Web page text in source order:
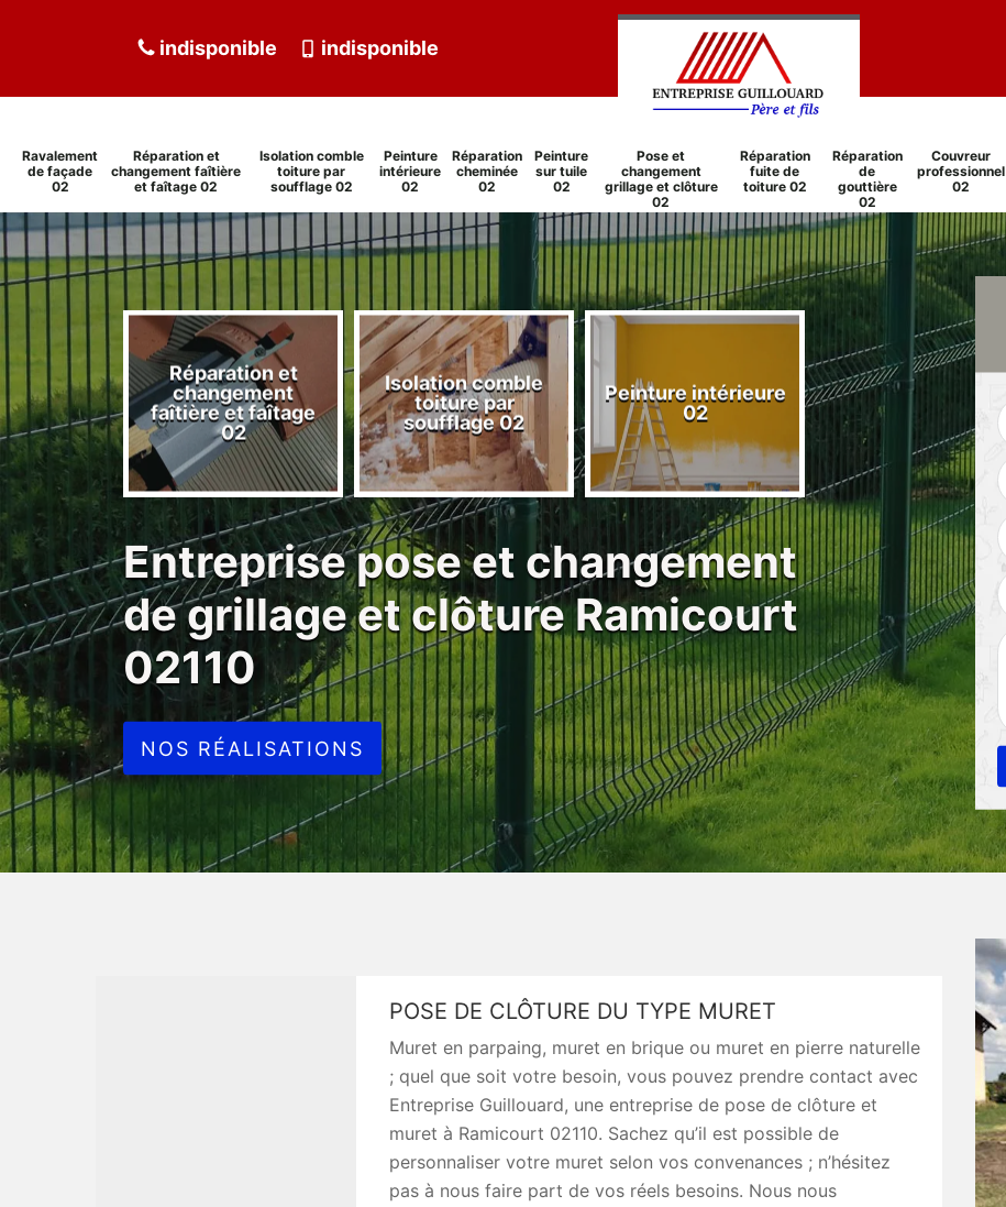
indisponible indisponible
Ravalement
de façade
02
Réparation et
changement faîtière
et faîtage 02
Isolation comble
toiture par
soufflage 02
Peinture
intérieure
02
Réparation
cheminée
02
Peinture
sur tuile
02
Pose et
changement
grillage et clôture
02
Réparation
fuite de
toiture 02
Réparation
de
gouttière
02
Couvreur
professionnel
02
de
02
Réparation et
changement
faîtière et faîtage
02
Isolation comble
toiture par
soufflage 02
Peinture intérieure
02
Réparation
cheminée 02
Entreprise pose et changement
de grillage et clôture Ramicourt
02110
NOS RÉALISATIONS
POSE DE CLÔTURE DU TYPE MURET
Muret en parpaing, muret en brique ou muret en pierre naturelle
; quel que soit votre besoin, vous pouvez prendre contact avec
Entreprise Guillouard, une entreprise de pose de clôture et
muret à Ramicourt 02110. Sachez qu’il est possible de
personnaliser votre muret selon vos convenances ; n’hésitez
pas à nous faire part de vos réels besoins. Nous nous